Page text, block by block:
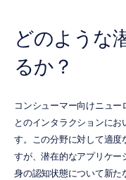
どのような
るか？
コンシューマー向けニュ
とのインタラクションに
す。この分野に対して適
すが、潜在的なアプリケー
身の認知状態について新